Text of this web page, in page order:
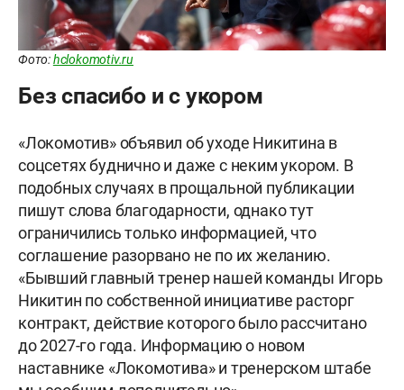
Фото:hclokomotiv.ru
Без спасибо и с укором
«Локомотив» объявил об уходе Никитина в
соцсетях буднично и даже с неким укором. В
подобных случаях в прощальной публикации
пишут слова благодарности, однако тут
ограничились только информацией, что
соглашение разорвано не по их желанию.
«Бывший главный тренер нашей команды Игорь
Никитин по собственной инициативе расторг
контракт, действие которого было рассчитано
до 2027-го года. Информацию о новом
наставнике «Локомотива» и тренерском штабе